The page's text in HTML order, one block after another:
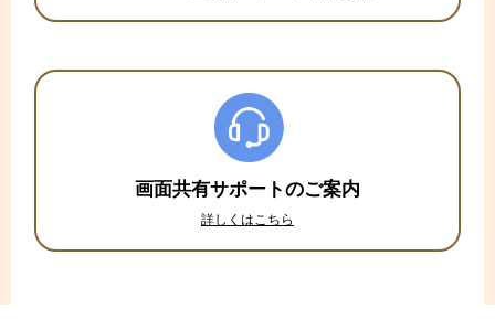
画面共有サポートのご案内
詳しくはこちら